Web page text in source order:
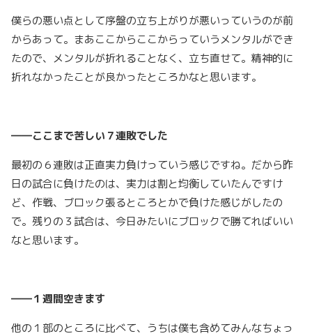
僕らの悪い点として序盤の立ち上がりが悪いっていうのが前
からあって。まあここからここからっていうメンタルができ
たので、メンタルが折れることなく、立ち直せて。精神的に
折れなかったことが良かったところかなと思います。
――ここまで苦しい７連敗でした
最初の６連敗は正直実力負けっていう感じですね。だから昨
日の試合に負けたのは、実力は割と均衡していたんですけ
ど、作戦、ブロック張るところとかで負けた感じがしたの
で。残りの３試合は、今日みたいにブロックで勝てればいい
なと思います。
――１週間空きます
他の１部のところに比べて、うちは僕も含めてみんなちょっ